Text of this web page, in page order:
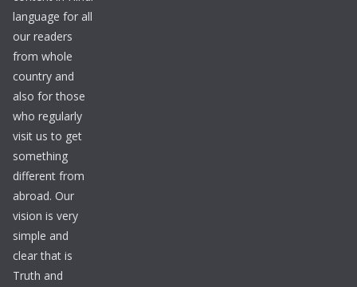
language for all
our readers
from whole
country and
also for those
who regularly
visit us to get
something
different from
abroad. Our
vision is very
simple and
clear that is
Truth and